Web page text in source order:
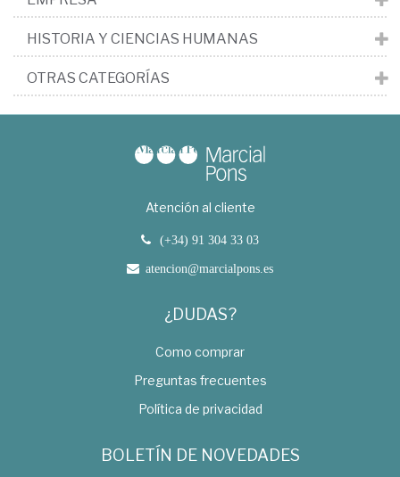
HISTORIA Y CIENCIAS HUMANAS
OTRAS CATEGORÍAS
Atención al cliente
(+34) 91 304 33 03
atencion@marcialpons.es
¿DUDAS?
Como comprar
Preguntas frecuentes
Política de privacidad
BOLETÍN DE NOVEDADES